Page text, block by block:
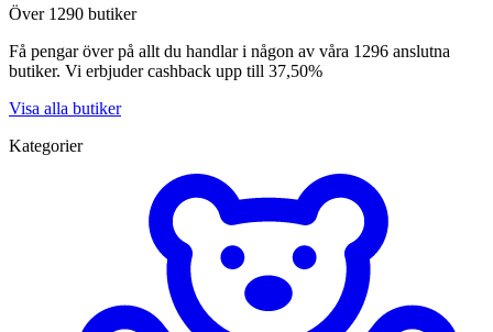
Över 1290 butiker
Få pengar över på allt du handlar i någon av våra 1296 anslutna
butiker. Vi erbjuder cashback upp till 37,50%
Visa alla butiker
Kategorier